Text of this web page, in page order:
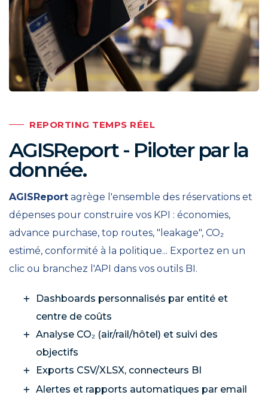
REPORTING TEMPS RÉEL
AGISReport - Piloter par la
donnée.
AGISReport agrège l'ensemble des réservations et
dépenses pour construire vos KPI : économies,
advance purchase, top routes, "leakage", CO₂
estimé, conformité à la politique... Exportez en un
clic ou branchez l'API dans vos outils BI.
Dashboards personnalisés par entité et
centre de coûts
Analyse CO₂ (air/rail/hôtel) et suivi des
objectifs
Exports CSV/XLSX, connecteurs BI
Alertes et rapports automatiques par email